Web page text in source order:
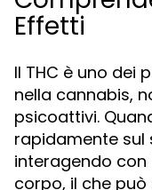
Effetti
Il THC è uno dei
nella cannabis,
psicoattivi.
rapidamente sul
interagendo con
corpo, il che